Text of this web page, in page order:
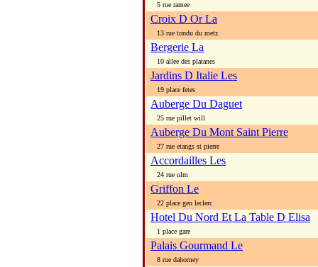
5 rue ramee
Croix D Or La
13 rue tondu du metz
Bergerie La
10 allee des platanes
Jardins D Italie Les
19 place fetes
Auberge Du Daguet
25 rue pillet will
Auberge Du Mont Saint Pierre
27 rue etangs st pierre
Accordailles Les
24 rue ulm
Griffon Le
22 place gen leclerc
Hotel Du Nord Et La Table D Elisa
1 place gare
Palais Gourmand Le
8 rue dahomey